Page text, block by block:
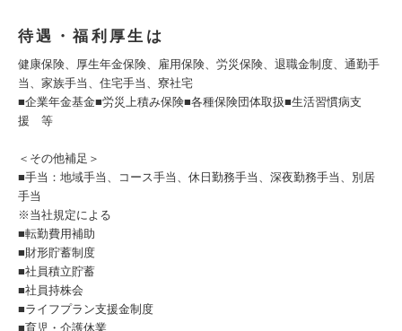
待遇・福利厚生は
健康保険、厚生年金保険、雇用保険、労災保険、退職金制度、通勤手
当、家族手当、住宅手当、寮社宅
■企業年金基金■労災上積み保険■各種保険団体取扱■生活習慣病支
援 等
＜その他補足＞
■手当：地域手当、コース手当、休日勤務手当、深夜勤務手当、別居
手当
※当社規定による
■転勤費用補助
■財形貯蓄制度
■社員積立貯蓄
■社員持株会
■ライフプラン支援金制度
■育児・介護休業